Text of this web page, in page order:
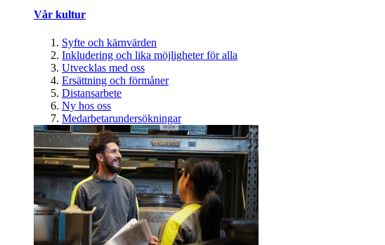
Vår kultur
Syfte och kärnvärden
Inkludering och lika möjligheter för alla
Utvecklas med oss
Ersättning och förmåner
Distansarbete
Ny hos oss
Medarbetarundersökningar